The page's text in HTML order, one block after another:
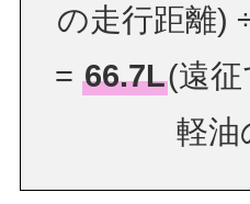
の走行距離)
= 66.7L(遠征
軽油